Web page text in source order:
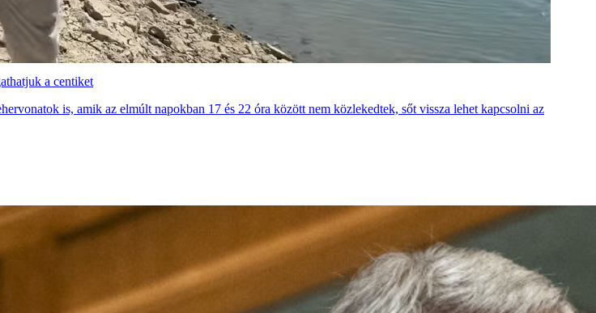
a centiket
is, amik az elmúlt napokban 17 és 22 óra között nem közlekedtek, sőt vissza lehet kapcsolni az